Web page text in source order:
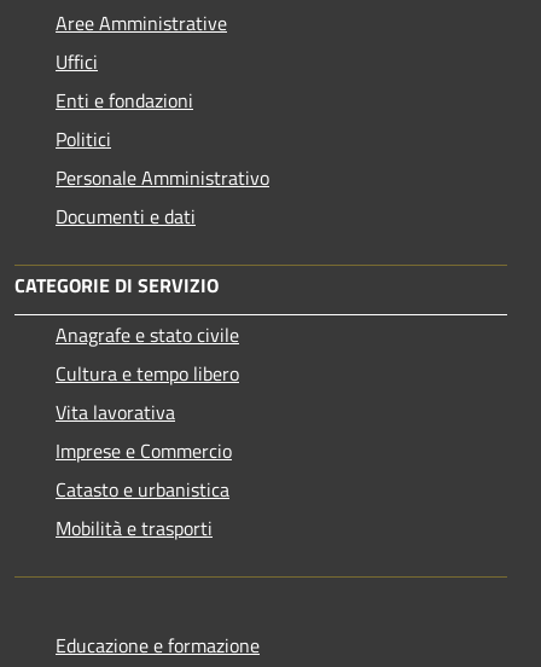
Aree Amministrative
Uffici
Enti e fondazioni
Politici
Personale Amministrativo
Documenti e dati
CATEGORIE DI SERVIZIO
Anagrafe e stato civile
Cultura e tempo libero
Vita lavorativa
Imprese e Commercio
Catasto e urbanistica
Mobilità e trasporti
Educazione e formazione